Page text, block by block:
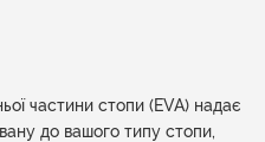
частини стопи (EVA) надає
до вашого типу стопи,